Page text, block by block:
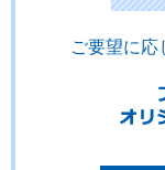
ご要望に応